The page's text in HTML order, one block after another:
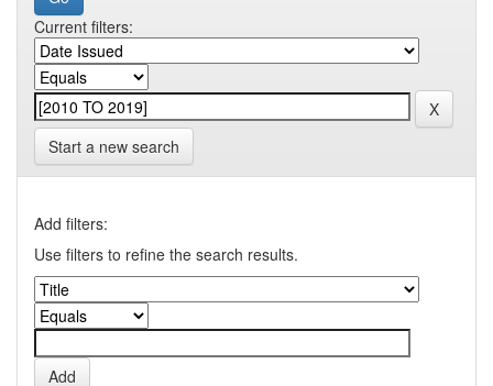
Current filters:
Start a new search
Add filters:
Use filters to refine the search results.